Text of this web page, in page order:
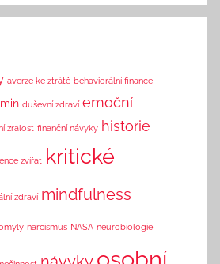
T
n
k
averze ke ztrátě behaviorální finance
duševní zdraví emoční
zralost finanční návyky historie
zvířat kritické
zdraví mindfulness
narcismus NASA neurobiologie